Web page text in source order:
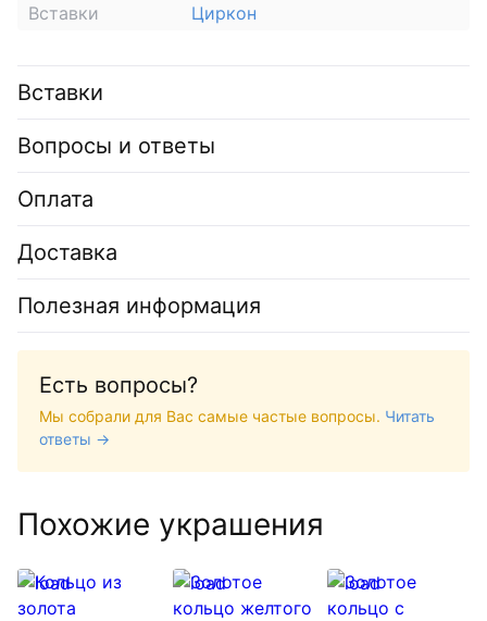
Вставки
Циркон
Вставки
Вопросы и ответы
Оплата
Доставка
Полезная информация
Есть вопросы?
Мы собрали для Вас самые частые вопросы. Читать
ответы →
Похожие украшения